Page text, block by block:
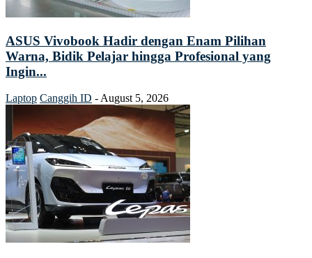
ASUS Vivobook Hadir dengan Enam Pilihan
Warna, Bidik Pelajar hingga Profesional yang
Ingin...
Laptop Canggih ID - August 5, 2026